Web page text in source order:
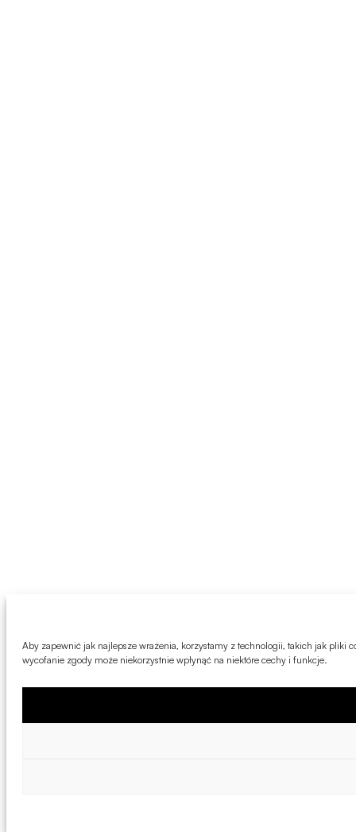
Aby zapewnić jak najlepsze wrażenia, korzystamy z technologii, takich jak
wycofanie zgody może niekorzystnie wpłynąć na niektóre cechy i funkcje.